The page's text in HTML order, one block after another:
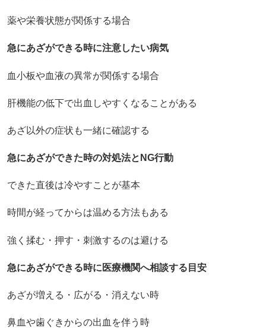
薬や栄養状態が関係する場合
急にあざができる時に注意したい病気
血小板や血液の異常が関係する場合
肝機能の低下で出血しやすくなることがある
あざ以外の症状も一緒に確認する
急にあざができた時の対処法とNG行動
できた直後は冷やすことが基本
時間が経ってからは温める方法もある
強く揉む・押す・刺激するのは避ける
急にあざができる時に医療機関へ相談する目安
あざが増える・広がる・消えない時
鼻血や歯ぐきからの出血を伴う時